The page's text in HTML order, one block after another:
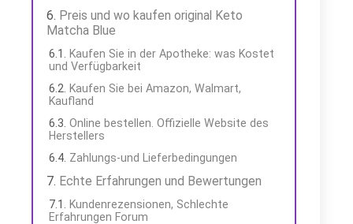
Preis und wo kaufen original Keto
Matcha Blue
Kaufen Sie in der Apotheke: was Kostet
und Verfügbarkeit
Kaufen Sie bei Amazon, Walmart,
Kaufland
Online bestellen. Offizielle Website des
Herstellers
Zahlungs-und Lieferbedingungen
Echte Erfahrungen und Bewertungen
Kundenrezensionen, Schlechte
Erfahrungen Forum